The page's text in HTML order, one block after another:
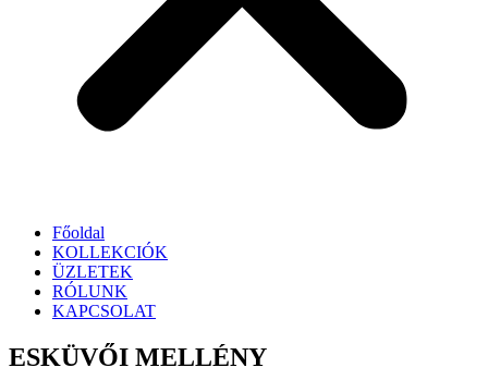
Főoldal
KOLLEKCIÓK
ÜZLETEK
RÓLUNK
KAPCSOLAT
ESKÜVŐI MELLÉNY